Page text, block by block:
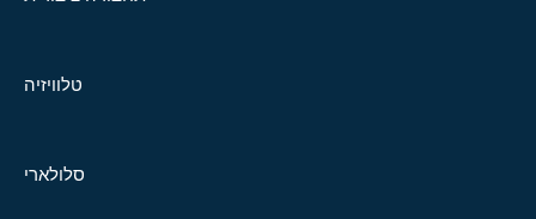
טלוויזיה
סלולארי